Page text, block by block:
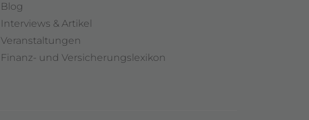
Blog
Interviews & Artikel
Veranstaltungen
Finanz- und Versicherungslexikon